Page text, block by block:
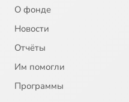
О фонде
Новости
Отчёты
Им помогли
Программы